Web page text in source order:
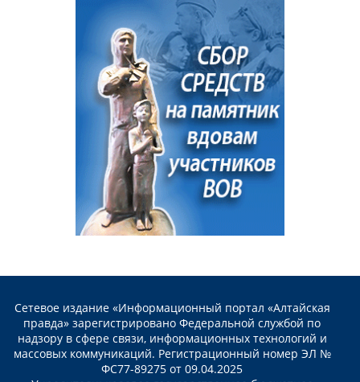
Сетевое издание «Информационный портал «Алтайская
правда» зарегистрировано Федеральной службой по
надзору в сфере связи, информационных технологий и
массовых коммуникаций. Регистрационный номер ЭЛ №
ФС77-89275 от 09.04.2025